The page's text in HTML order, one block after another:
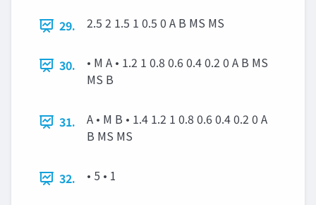
29. 2.5 2 1.5 1 0.5 0 A B MS MS
30.
• M A • 1.2 1 0.8 0.6 0.4 0.2 0 A B MS
MS B
31.
A • M B • 1.4 1.2 1 0.8 0.6 0.4 0.2 0 A
B MS MS
32. • 5 • 1